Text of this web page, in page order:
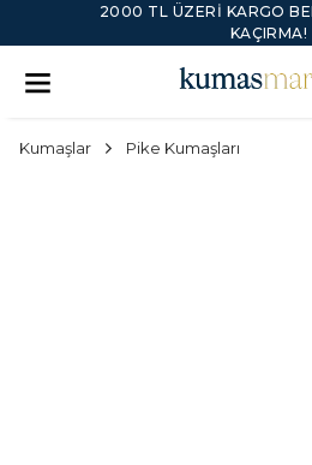
2000 TL ÜZERI KARGO
KAÇIRMA!
Kumaşlar Pike Kumaşları